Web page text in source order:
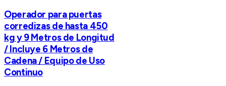
Operador para puertas
corredizas de hasta 450
kg y 9 Metros de Longitud
/ Incluye 6 Metros de
Cadena / Equipo de Uso
Continuo